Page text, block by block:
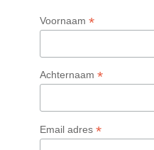
Voornaam *
Achternaam *
Email adres *